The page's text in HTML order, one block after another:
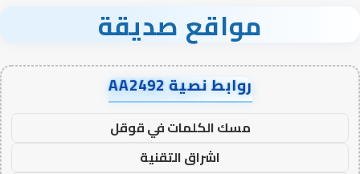
مواقع صديقة
روابط نصية AA2492
مسك الكلمات في قوقل
اشراق التقنية